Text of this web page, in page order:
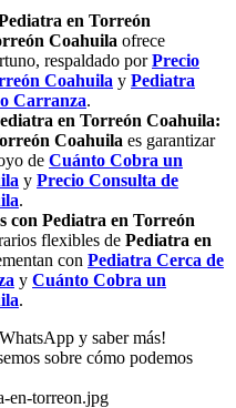
en Torreón
Coahuila ofrece
respaldado porPrecio
Coahuila y Pediatra
Carranza.
en Torreón Coahuila:
Coahuila es garantizar
de Cuánto Cobra un
y Precio Consulta de
.
con Pediatra en Torreón
flexibles de Pediatra en
con Pediatra Cerca de
y Cuánto Cobra un
.
y saber más!
sobre cómo podemos